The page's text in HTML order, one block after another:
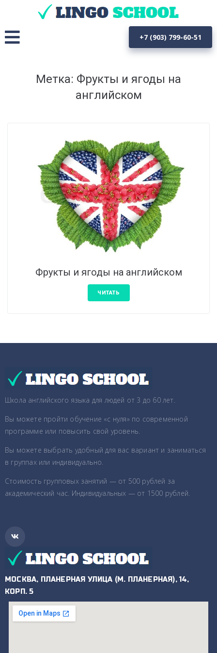
+7 (903) 799-60-51
Метка: Фрукты и ягоды на
английском
Фрукты и ягоды на английском
ЧИТАТЬ
Школа английского языка для людей от 3 до 60 лет.
Вы можете пройти обучение «с нуля» по современной
программе или повысить свой уровень.
Вы можете выбрать удобный для вас вариант и заниматься
в группах или индивидуально.
Стоимость групповых занятий — от 500 рублей за
академический час. Индивидуальных — от 1500 рублей.
МОСКВА, ПЛАНЕРНАЯ УЛИЦА (М. ПЛАНЕРНАЯ), 14,
КОРП. 5